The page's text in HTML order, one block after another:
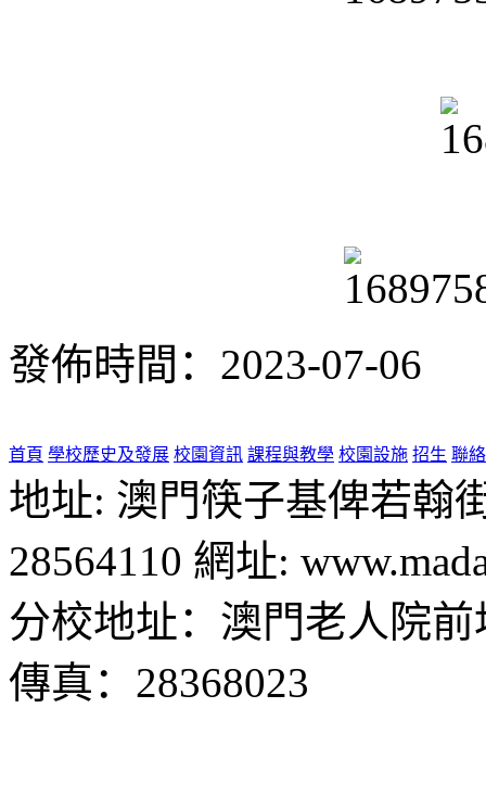
發佈時間：2023-07-06
首頁 學校歷史及發展 校園資訊 課程與教學 校園設施 招生 聯
地址: 澳門筷子基俾若翰
28564110 網址:
分校地址：澳門老人院
傳真：28368023